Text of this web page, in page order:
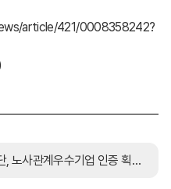
article/421/0008358242?
[노사관계] 청주복지재단, 노사관계우수기업 인증 획득…상생문화 정착의 결실